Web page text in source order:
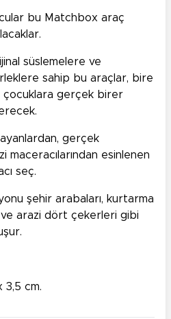
bu Matchbox araç
süslemelere ve
sahip bu araçlar, bire
çocuklara gerçek birer
gerçek
maceracılarından esinlenen
seç.
şehir arabaları, kurtarma
ve arazi dört çekerleri gibi
3,5 cm.